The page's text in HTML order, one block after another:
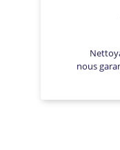
nous